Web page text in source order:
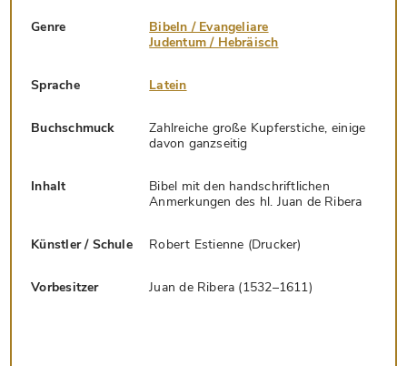
Genre
Bibeln / Evangeliare
Judentum / Hebräisch
Sprache Latein
Buchschmuck
Zahlreiche große Kupferstiche, einige
davon ganzseitig
Inhalt
Bibel mit den handschriftlichen
Anmerkungen des hl. Juan de Ribera
Künstler / Schule Robert Estienne (Drucker)
Vorbesitzer Juan de Ribera (1532–1611)